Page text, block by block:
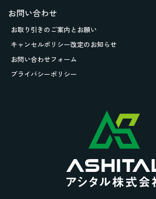
お問い合わせ
お取り引きのご案内とお願い
キャンセルポリシー改定のお知らせ
お問い合わせフォーム
プライバシーポリシー